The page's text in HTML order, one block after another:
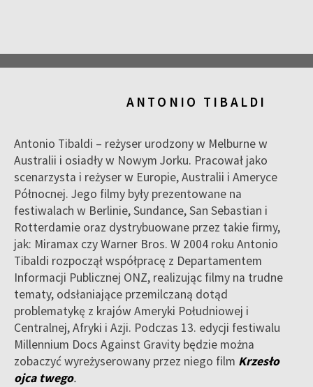
ANTONIO TIBALDI
Antonio Tibaldi – reżyser urodzony w Melburne w
Australii i osiadły w Nowym Jorku. Pracował jako
scenarzysta i reżyser w Europie, Australii i Ameryce
Północnej. Jego filmy były prezentowane na
festiwalach w Berlinie, Sundance, San Sebastian i
Rotterdamie oraz dystrybuowane przez takie firmy,
jak: Miramax czy Warner Bros. W 2004 roku Antonio
Tibaldi rozpoczął współpracę z Departamentem
Informacji Publicznej ONZ, realizując filmy na trudne
tematy, odsłaniające przemilczaną dotąd
problematykę z krajów Ameryki Południowej i
Centralnej, Afryki i Azji. Podczas 13. edycji festiwalu
Millennium Docs Against Gravity będzie można
zobaczyć wyreżyserowany przez niego film Krzesło
ojca twego.